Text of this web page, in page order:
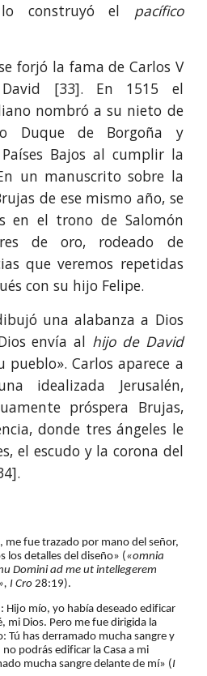
lo construyó el pacífico
forjó la fama de Carlos V
[33]. En 1515 el
nombró a su nieto de
Duque de Borgoña y
Bajos al cumplir la
un manuscrito sobre la
de ese mismo año, se
en el trono de Salomón
de oro, rodeado de
que veremos repetidas
con su hijo Felipe.
una alabanza a Dios
envía al hijo de David
pueblo». Carlos aparece a
idealizada Jerusalén,
próspera Brujas,
donde tres ángeles le
el escudo y la corona del
me fue trazado por mano del señor,
los detalles del diseño» («omnia
Domini ad me ut intellegerem
I Cro 28:19).
Hijo mío, yo había deseado edificar
mi Dios. Pero me fue dirigida la
Tú has derramado mucha sangre y
podrás edificar la Casa a mi
mucha sangre delante de mí» (I